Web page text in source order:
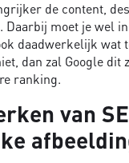
de content,
Daarbij moet je wel
daadwerkelijk wat
dan zal Google dit
ranking.
van